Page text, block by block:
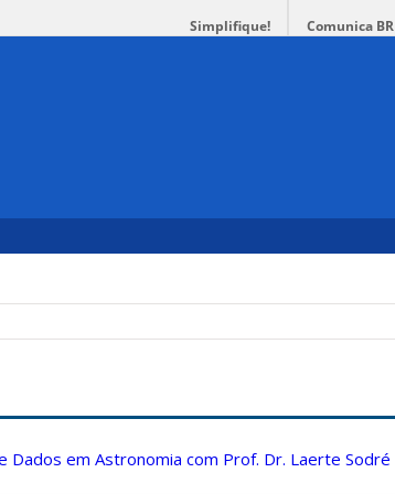
Simplifique! Comunica BR
Dados em Astronomia com Prof. Dr. Laerte Sodré